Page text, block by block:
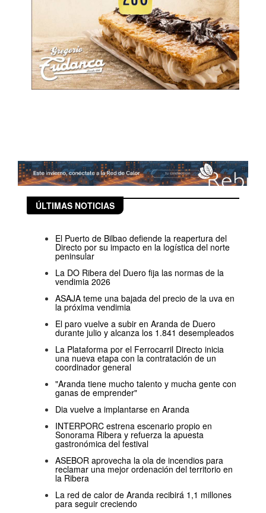
ÚLTIMAS NOTICIAS
El Puerto de Bilbao defiende la reapertura del
Directo por su impacto en la logística del norte
peninsular
La DO Ribera del Duero fija las normas de la
vendimia 2026
ASAJA teme una bajada del precio de la uva en
la próxima vendimia
El paro vuelve a subir en Aranda de Duero
durante julio y alcanza los 1.841 desempleados
La Plataforma por el Ferrocarril Directo inicia
una nueva etapa con la contratación de un
coordinador general
"Aranda tiene mucho talento y mucha gente con
ganas de emprender"
Dia vuelve a implantarse en Aranda
INTERPORC estrena escenario propio en
Sonorama Ribera y refuerza la apuesta
gastronómica del festival
ASEBOR aprovecha la ola de incendios para
reclamar una mejor ordenación del territorio en
la Ribera
La red de calor de Aranda recibirá 1,1 millones
para seguir creciendo